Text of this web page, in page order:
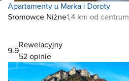
Apartamenty u Marka i Doroty
Sromowce Niżne1,4 km od centrum
9.9
Rewelacyjny
52 opinie